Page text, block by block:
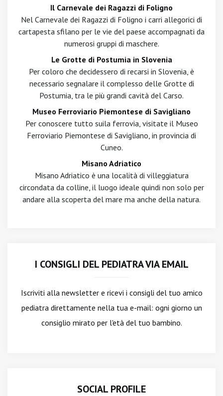
Il Carnevale dei Ragazzi di Foligno
Nel Carnevale dei Ragazzi di Foligno i carri allegorici di
cartapesta sfilano per le vie del paese accompagnati da
numerosi gruppi di maschere.
Le Grotte di Postumia in Slovenia
Per coloro che decidessero di recarsi in Slovenia, è
necessario segnalare il complesso delle Grotte di
Postumia, tra le più grandi cavità del Carso.
Museo Ferroviario Piemontese di Savigliano
Per conoscere tutto suila ferrovia, visitate il Museo
Ferroviario Piemontese di Savigliano, in provincia di
Cuneo.
Misano Adriatico
Misano Adriatico è una località di villeggiatura
circondata da colline, il luogo ideale quindi non solo per
andare alla scoperta del mare ma anche della natura.
I CONSIGLI DEL PEDIATRA VIA EMAIL
Iscriviti alla newslettere ricevi i consigli del tuo amico
pediatra direttamente nella tua e-mail: ogni giorno un
consiglio mirato per l'età del tuo bambino.
SOCIAL PROFILE